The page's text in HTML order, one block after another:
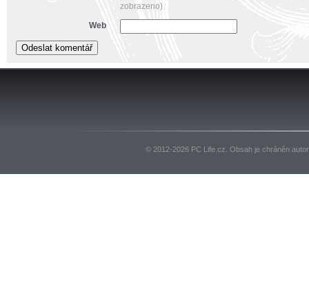
zobrazeno)
Web
© 2012-2026 PC Life.cz. Obsah je chráněn